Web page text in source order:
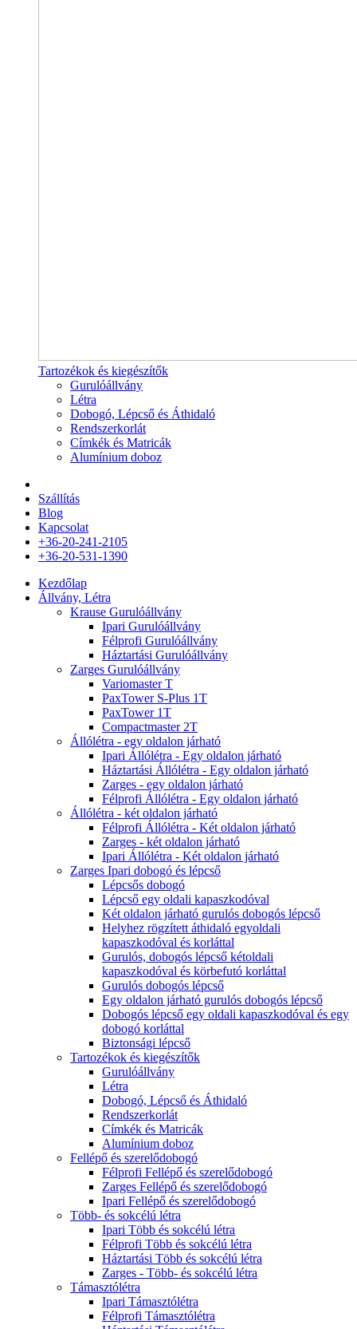
Tartozékok és kiegészítők
Gurulóállvány
Létra
Dobogó, Lépcső és Áthidaló
Rendszerkorlát
Címkék és Matricák
Alumínium doboz
Szállítás
Blog
Kapcsolat
+36-20-241-2105
+36-20-531-1390
Kezdőlap
Állvány, Létra
Krause Gurulóállvány
Ipari Gurulóállvány
Félprofi Gurulóállvány
Háztartási Gurulóállvány
Zarges Gurulóállvány
Variomaster T
PaxTower S-Plus 1T
PaxTower 1T
Compactmaster 2T
Állólétra - egy oldalon járható
Ipari Állólétra - Egy oldalon járható
Háztartási Állólétra - Egy oldalon járható
Zarges - egy oldalon járható
Félprofi Állólétra - Egy oldalon járható
Állólétra - két oldalon járható
Félprofi Állólétra - Két oldalon járható
Zarges - két oldalon járható
Ipari Állólétra - Két oldalon járható
Zarges Ipari dobogó és lépcső
Lépcsős dobogó
Lépcső egy oldali kapaszkodóval
Két oldalon járható gurulós dobogós lépcső
Helyhez rögzített áthidaló egyoldali
kapaszkodóval és korláttal
Gurulós, dobogós lépcső kétoldali
kapaszkodóval és körbefutó korláttal
Gurulós dobogós lépcső
Egy oldalon járható gurulós dobogós lépcső
Dobogós lépcső egy oldali kapaszkodóval és egy
dobogó korláttal
Biztonsági lépcső
Tartozékok és kiegészítők
Gurulóállvány
Létra
Dobogó, Lépcső és Áthidaló
Rendszerkorlát
Címkék és Matricák
Alumínium doboz
Fellépő és szerelődobogó
Félprofi Fellépő és szerelődobogó
Zarges Fellépő és szerelődobogó
Ipari Fellépő és szerelődobogó
Több- és sokcélú létra
Ipari Több és sokcélú létra
Félprofi Több és sokcélú létra
Háztartási Több és sokcélú létra
Zarges - Több- és sokcélú létra
Támasztólétra
Ipari Támasztólétra
Félprofi Támasztólétra